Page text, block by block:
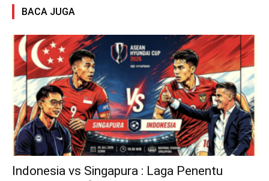
BACA JUGA
Indonesia vs Singapura : Laga Penentu